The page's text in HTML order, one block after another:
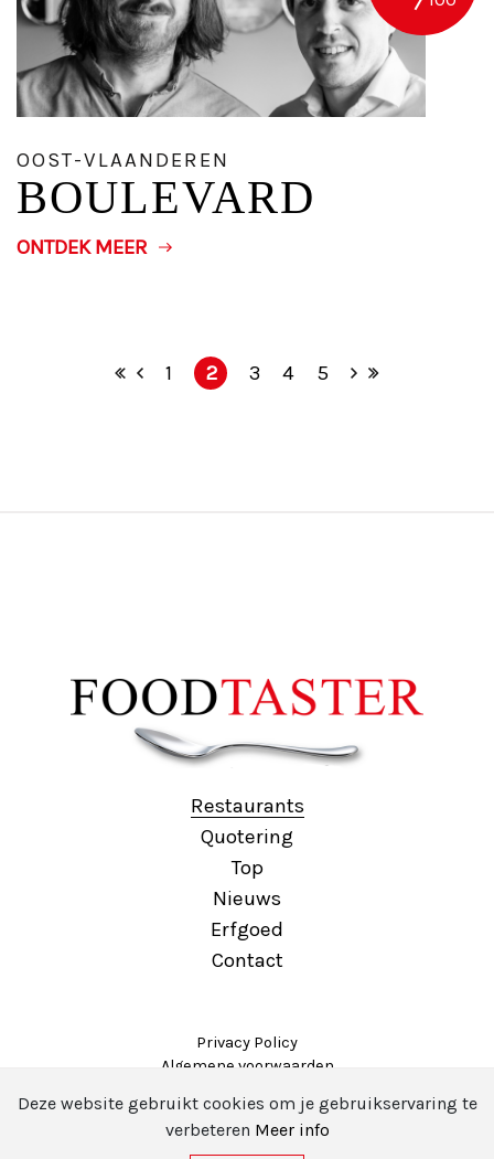
Deze website gebruikt cookies om je gebruikservaring te
verbeteren Meer info
OOST-VLAANDEREN
BOULEVARD
ONTDEK MEER
1 2 3 4 5
Restaurants
Quotering
Top
Nieuws
Erfgoed
Contact
Copyright 2020 Foodtaster -Webdesign door Insiting
Privacy Policy
Algemene voorwaarden